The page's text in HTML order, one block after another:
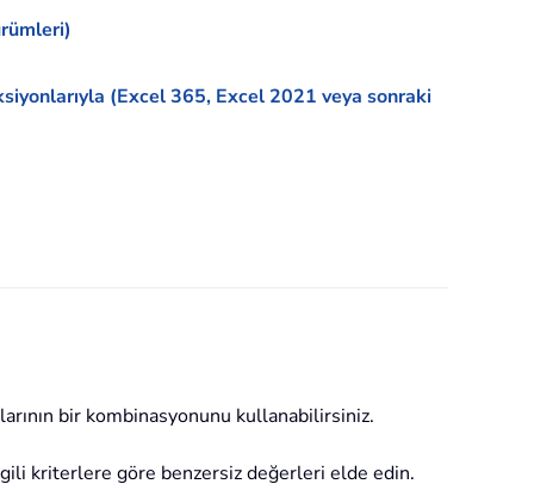
(Excel 365, Excel 2021 veya sonraki
bir kombinasyonunu kullanabilirsiniz.
kriterlere göre benzersiz değerleri elde edin.